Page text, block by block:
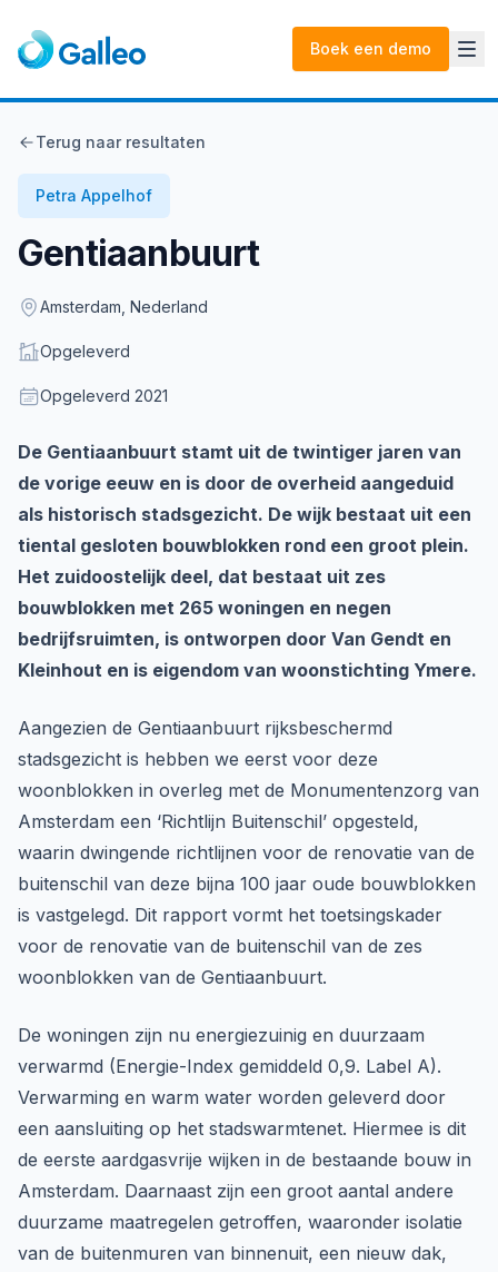
Boek een demo
Terug naar resultaten
Petra Appelhof
Gentiaanbuurt
Location
Amsterdam, Nederland
Status
Opgeleverd
Opgeleverd
Opgeleverd 2021
Description
De Gentiaanbuurt stamt uit de twintiger jaren van
de vorige eeuw en is door de overheid aangeduid
als historisch stadsgezicht. De wijk bestaat uit een
tiental gesloten bouwblokken rond een groot plein.
Het zuidoostelijk deel, dat bestaat uit zes
bouwblokken met 265 woningen en negen
bedrijfsruimten, is ontworpen door Van Gendt en
Kleinhout en is eigendom van woonstichting Ymere.
Aangezien de Gentiaanbuurt rijksbeschermd
stadsgezicht is hebben we eerst voor deze
woonblokken in overleg met de Monumentenzorg van
Amsterdam een ‘Richtlijn Buitenschil’ opgesteld,
waarin dwingende richtlijnen voor de renovatie van de
buitenschil van deze bijna 100 jaar oude bouwblokken
is vastgelegd. Dit rapport vormt het toetsingskader
voor de renovatie van de buitenschil van de zes
woonblokken van de Gentiaanbuurt.
De woningen zijn nu energiezuinig en duurzaam
verwarmd (Energie-Index gemiddeld 0,9. Label A).
Verwarming en warm water worden geleverd door
een aansluiting op het stadswarmtenet. Hiermee is dit
de eerste aardgasvrije wijken in de bestaande bouw in
Amsterdam. Daarnaast zijn een groot aantal andere
duurzame maatregelen getroffen, waaronder isolatie
van de buitenmuren van binnenuit, een nieuw dak,